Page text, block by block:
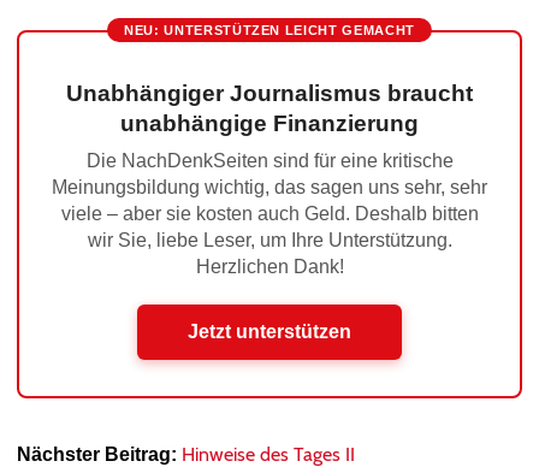
NEU: UNTERSTÜTZEN LEICHT GEMACHT
Unabhängiger Journalismus braucht
unabhängige Finanzierung
Die NachDenkSeiten sind für eine kritische
Meinungsbildung wichtig, das sagen uns sehr, sehr
viele – aber sie kosten auch Geld. Deshalb bitten
wir Sie, liebe Leser, um Ihre Unterstützung.
Herzlichen Dank!
Jetzt unterstützen
Nächster Beitrag: Hinweise des Tages II